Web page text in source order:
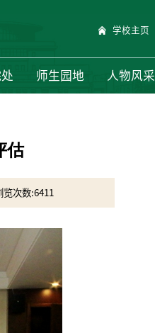
学校主页
师生园地 人物风采
估
览次数:6411